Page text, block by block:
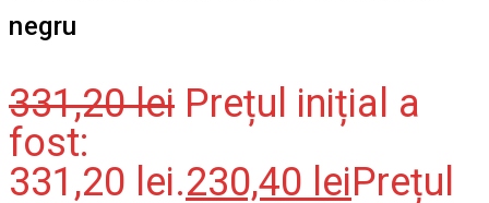
negru
331,20lei Prețul inițial a
fost:
331,20 lei.230,40 leiPrețul